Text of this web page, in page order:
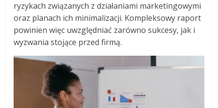
ryzykach związanych z działaniami marketingowymi
oraz planach ich minimalizacji. Kompleksowy raport
powinien więc uwzględniać zarówno sukcesy, jak i
wyzwania stojące przed firmą.